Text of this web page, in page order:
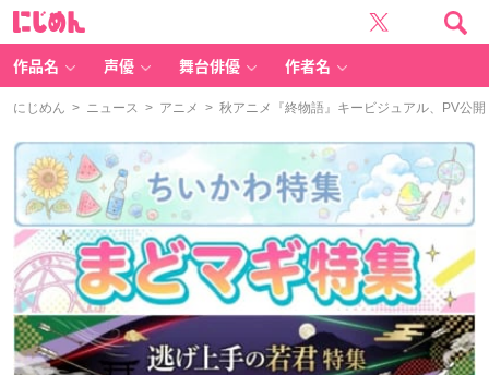
作品名 声優 舞台俳優 作者名
にじめん > ニュース > アニメ > 秋アニメ『終物語』キービジュアル、PV公